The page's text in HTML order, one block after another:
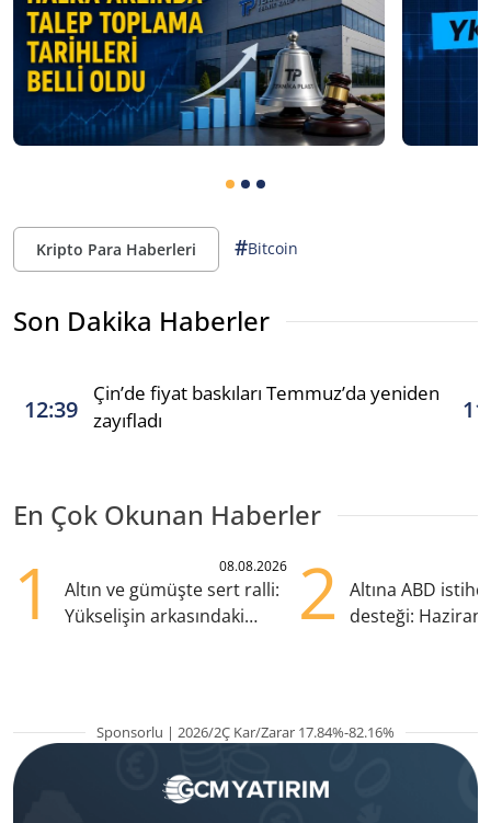
Kripto Para Haberleri #Bitcoin
Son Dakika Haberler
12:39
Çin’de fiyat baskıları Temmuz’da yeniden
zayıfladı
En Çok Okunan Haberler
1 08.08.2026
Altın ve gümüşte sert ralli:
Yükselişin arkasındaki
2
Altına ABD
desteği:
Sponsorlu | 2026/2Ç Kar/Zarar 17.84%-82.16%